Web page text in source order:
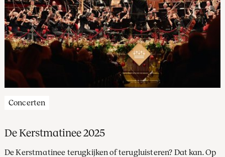
Concerten
De Kerstmatinee 2025
De Kerstmatinee terugkijken of terugluisteren? Dat kan. Op